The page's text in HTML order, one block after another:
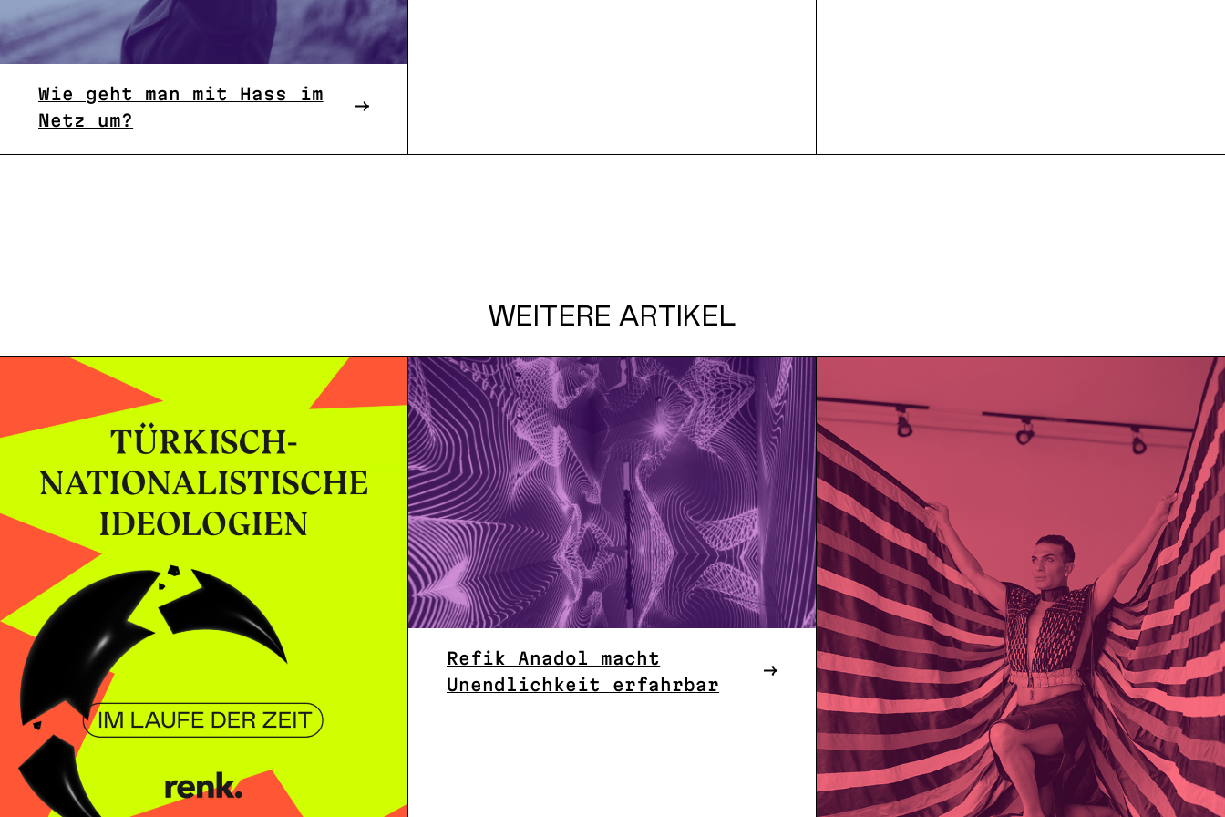
Wie geht man mit Hass im
Netz um?
WEITERE ARTIKEL
Refik Anadol macht
Unendlichkeit erfahrbar